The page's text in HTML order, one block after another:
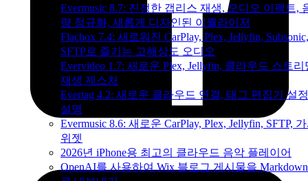
Evermusic 8.7: 진정한 갭리스 재생, 오디오 이펙트,
량 정규화, 새롭게 디자인된 이퀄라이저
Flacbox 7.4: 새로워진 CarPlay, Plex, Jellyfin, Subsonic,
SFTP로 즐기는 고해상도 오디오
Evervideo 1.7: 새로운 Plex, Jellyfin, 클라우드 스트리
재생 제스처
Evertag 4.2: 새로운 클라우드 연결, 태그 편집기 설정
설명
Evermusic 8.6: 새로운 CarPlay, Plex, Jellyfin, SFTP,
위젯
2026년 iPhone용 최고의 클라우드 음악 플레이어
OpenAI를 사용하여 Wix 블로그 게시물을